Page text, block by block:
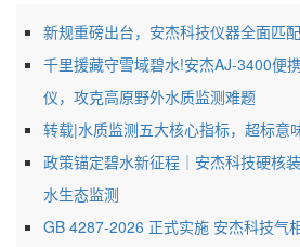
新规重磅出台，安杰科技仪器全面匹
千里援藏守雪域碧水!安杰AJ-3400便
仪，攻克高原野外水质监测难题
转载|水质监测五大核心指标，超标意
政策锚定碧水新征程｜安杰科技硬核
水生态监测
GB 4287-2026 正式实施 安杰科技气